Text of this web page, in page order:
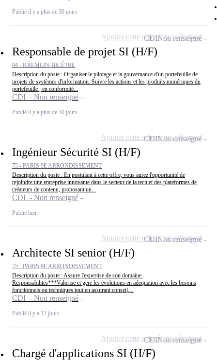
Publié il y a plus de 30 jours
Responsable de projet SI (H/F)
94 - KREMLIN-BICÊTRE
Description du poste : Organiser le pilotage et la gouvernance d'un portefeuille de
projets de systèmes d'information. Suivre les actions et les produits numériques du
portefeuille , en conformité...
CDI - Non renseigné
Publié il y a plus de 30 jours
CDINon renseigné
Ajouter cette offre à ma sélection
Ingénieur Sécurité SI (H/F)
75 - PARIS 9E ARRONDISSEMENT
Description du poste : En postulant à cette offre, vous aurez l'opportunité de
rejoindre une entreprise innovante dans le secteur de la tech et des plateformes de
créateurs de contenu, proposant un...
CDI - Non renseigné
Publié hier
CDINon renseigné
Ajouter cette offre à ma sélection
Architecte SI senior (H/F)
75 - PARIS 9E ARRONDISSEMENT
Description du poste : Assure l'expertise de son domaine.
Responsabilites***Valorise et gere les evolutions en adequation avec les besoins
fonctionnels ou techniques tout en assurant conseil,...
CDI - Non renseigné
Publié il y a 12 jours
CDINon renseigné
Ajouter cette offre à ma sélection
Chargé d'applications SI (H/F)
CDINon renseigné
Ajouter cette offre à ma sélection